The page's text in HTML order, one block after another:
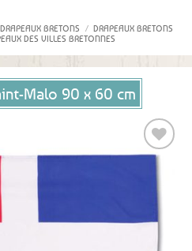
DRAPEAUX BRETONS / DRAPEAUX BRETONS
DES VILLES BRETONNES
Malo 90 x 60 cm
Ajouter
favoris